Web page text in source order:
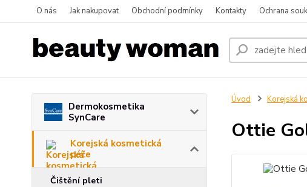
O nás Jak nakupovat Obchodní podmínky Kontakty Ochrana
Dermokosmetika
SynCare
Korejská kosmetická
péče
Čištění pleti
Úvod Korejská
Ottie